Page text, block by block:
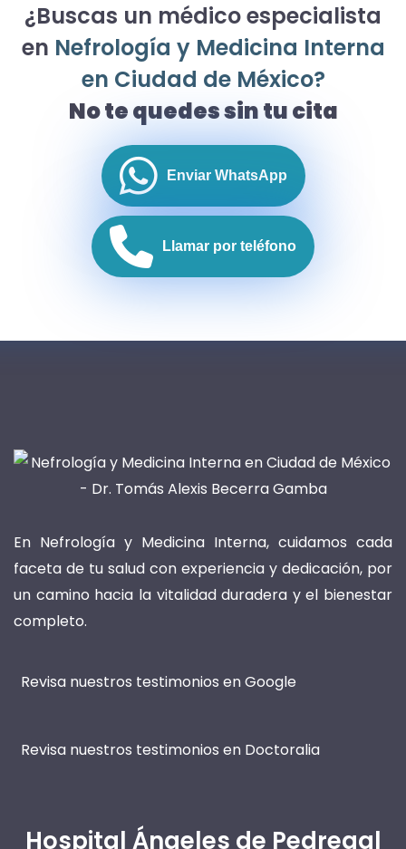
¿Buscas un médico especialista
en Nefrología y Medicina Interna
en Ciudad de México?
No te quedes sin tu cita
Enviar WhatsApp
Llamar por teléfono
En Nefrología y Medicina Interna, cuidamos cada
faceta de tu salud con experiencia y dedicación, por
un camino hacia la vitalidad duradera y el bienestar
completo.
Revisa nuestros testimonios en Google
Revisa nuestros testimonios en Doctoralia
Hospital Ángeles de Pedregal